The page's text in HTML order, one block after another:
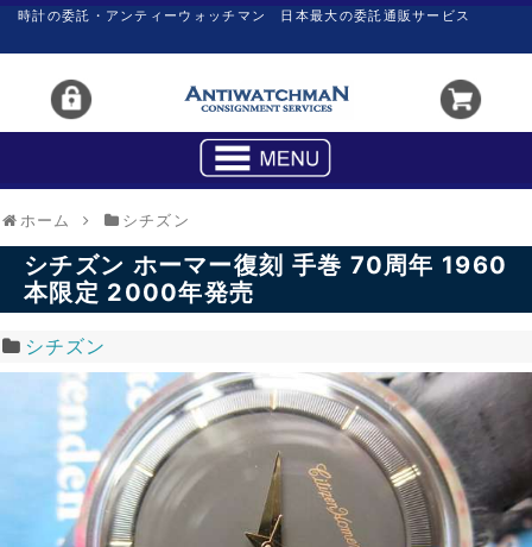
時計の委託・アンティーウォッチマン 日本最大の委託通販サービス
ホーム シチズン
シチズン ホーマー復刻 手巻 70周年 1960
本限定 2000年発売
シチズン